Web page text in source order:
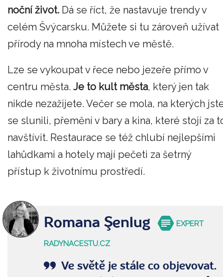
noční život. Dá se říct, že nastavuje trendy v
celém Švýcarsku. Můžete si tu zároveň užívat
přírody na mnoha místech ve městě.
Lze se vykoupat v řece nebo jezeře přímo v
centru města. Je to kult města, který jen tak
nikde nezažijete. Večer se mola, na kterých
se slunili, přemění v bary a kina, které stojí za
navštívit. Restaurace se též chlubí nejlepšími
lahůdkami a hotely mají pečeti za šetrný
přístup k životnímu prostředí.
Romana Şenlug EXPERT
RADYNACESTU.CZ
Ve světě je stále co objevovat.